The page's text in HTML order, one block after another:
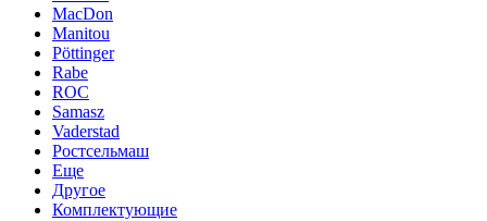
MacDon
Manitou
Pöttinger
Rabe
ROC
Samasz
Vaderstad
Ростсельмаш
Еще
Другое
Комплектующие